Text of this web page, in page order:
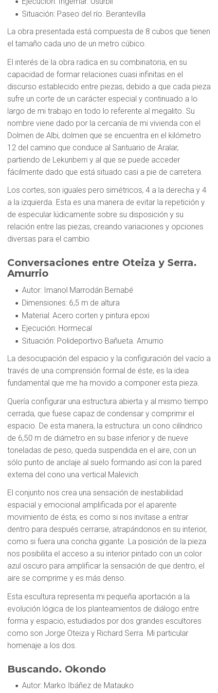
Situación: Paseo del río. Berantevilla
La obra presentada está compuesta de 8 cubos que tienen
el tamaño cada uno de un metro cúbico.
El interés de la obra radica en su combinatoria, en su
capacidad de formar relaciones cuasi infinitas en el
discurso establecido entre piezas, debido a que cada pieza
sufre un corte de un carácter especial y continuado a lo
largo de mi trabajo en todo lo referente al megalito. Su
nombre viene dado por la cercanía de mi vivienda con el
Dolmen de Albi, dolmen que se encuentra en el kilómetro
12 del camino que conduce al Santuario de Aralar,
partiendo de Lekunberri y al que se puede acceder
fácilmente dado que está situado casi a pie de carretera.
Los cortes, son iguales pero simétricos, 4 a la derecha y 4
a la izquierda. Esta es una manera de evitar la repetición y
de especular lúdicamente sobre su disposición y su
relación entre las piezas, creando variaciones y opciones
diversas para el cambio.
Conversaciones entre Oteiza y Serra.
Amurrio
Autor: Imanol Marrodán Bernabé
Dimensiones: 6,5 m de altura
Material: Acero corten y pintura epoxi
Ejecución: Hormecal
Situación: Polideportivo Bañueta. Amurrio
La desocupación del espacio y la configuración del vacío a
través de una comprensión formal de éste, es la idea
fundamental que me ha movido a componer esta pieza.
Quería configurar una estructura abierta y al mismo tiempo
cerrada, que fuese capaz de condensar y comprimir el
espacio. De esta manera, la estructura: un cono cilíndrico
de 6,50 m de diámetro en su base inferior y de nueve
toneladas de peso, queda suspendida en el aire, con un
sólo punto de anclaje al suelo formando así con la pared
externa del cono una vertical Malevich.
El conjunto nos crea una sensación de inestabilidad
espacial y emocional amplificada por el aparente
movimiento de ésta; es como si nos invitase a entrar
dentro para después cerrarse, atrapándonos en su interior,
como si fuera una concha gigante. La posición de la pieza
nos posibilita el acceso a su interior pintado con un color
azul oscuro para amplificar la sensación de que dentro, el
aire se comprime y es más denso.
Esta escultura representa mi pequeña aportación a la
evolución lógica de los planteamientos de diálogo entre
forma y espacio, estudiados por dos grandes escultores
como son Jorge Oteiza y Richard Serra. Mi particular
homenaje a los dos.
Buscando. Okondo
Autor: Marko Ibáñez de Matauko